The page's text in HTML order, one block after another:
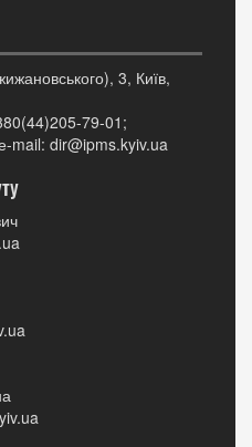
3, Київ,
79-01;
mail: dir@ipms.kyiv.ua